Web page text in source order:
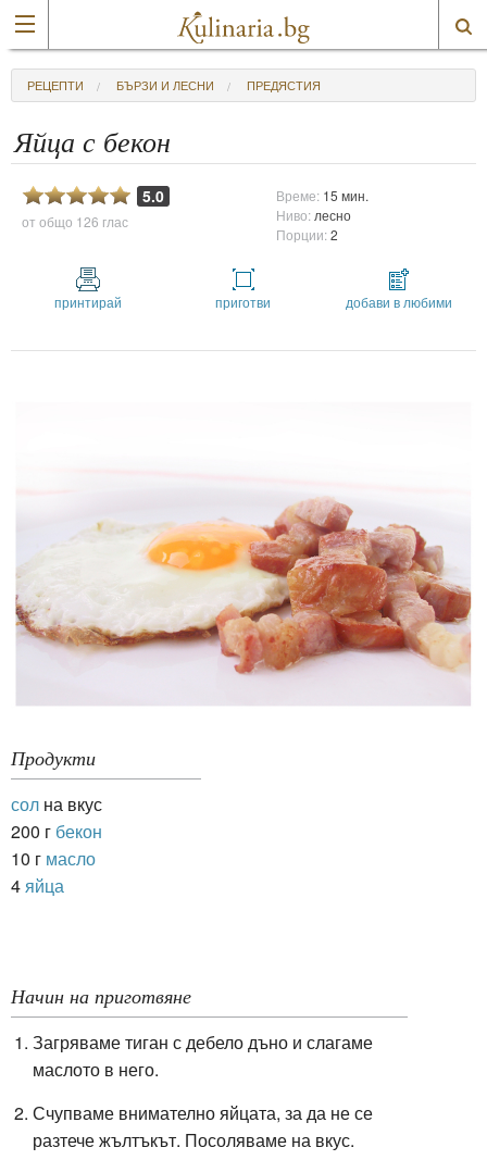
РЕЦЕПТИ БЪРЗИ И ЛЕСНИ ПРЕДЯСТИЯ
Яйца с бекон
5.0
от общо 126 глас
Време: 15 мин.
Ниво: лесно
Порции:2
принтирай приготви добави в любими
Продукти
сол на вкус
200 г бекон
10 г масло
4 яйца
Начин на приготвяне
Загряваме тиган с дебело дъно и слагаме
маслото в него.
Счупваме внимателно яйцата, за да не се
разтече жълтъкът. Посоляваме на вкус.